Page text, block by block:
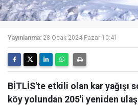
Yayınlanma: 28 Ocak 2024 Pazar 10:41
BİTLİS'te etkili olan kar yağışı
köy yolundan 205'i yeniden